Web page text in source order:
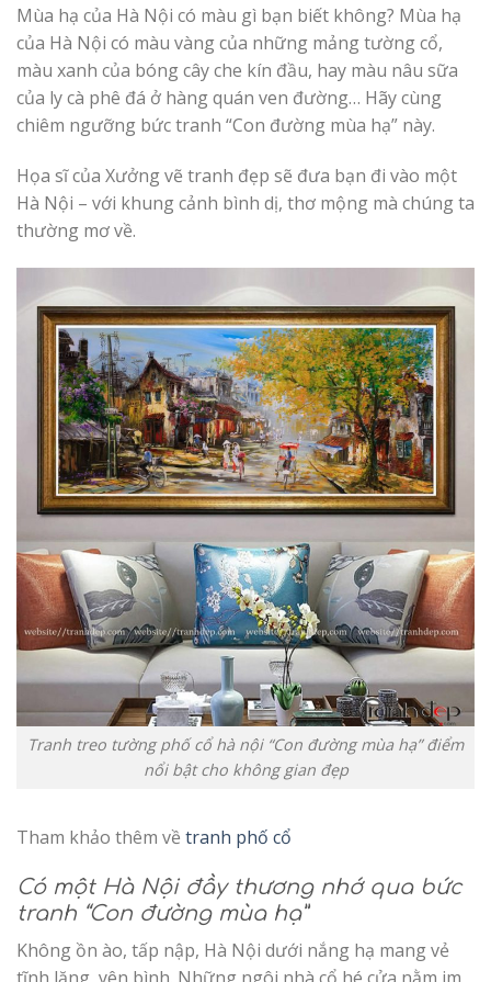
Mùa hạ của Hà Nội có màu gì bạn biết không? Mùa hạ
của Hà Nội có màu vàng của những mảng tường cổ,
màu xanh của bóng cây che kín đầu, hay màu nâu sữa
của ly cà phê đá ở hàng quán ven đường… Hãy cùng
chiêm ngưỡng bức tranh “Con đường mùa hạ” này.
Họa sĩ của Xưởng vẽ tranh đẹp sẽ đưa bạn đi vào một
Hà Nội – với khung cảnh bình dị, thơ mộng mà chúng ta
thường mơ về.
Tranh treo tường phố cổ hà nội “Con đường mùa hạ” điểm
nổi bật cho không gian đẹp
Tham khảo thêm về tranh phố cổ
Có một Hà Nội đầy thương nhớ qua bức
tranh “Con đường mùa hạ”
Không ồn ào, tấp nập, Hà Nội dưới nắng hạ mang vẻ